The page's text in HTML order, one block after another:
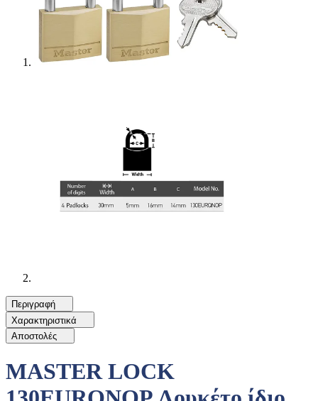
Περιγραφή
Χαρακτηριστικά
Αποστολές
MASTER LOCK